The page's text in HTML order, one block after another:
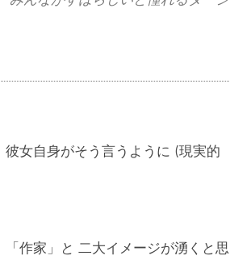
彼女自身がそう言うように (現実的
作家」と 二大イメージが湧くと思